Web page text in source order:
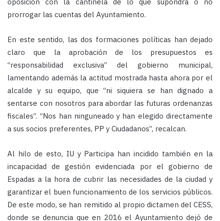
prorrogar las cuentas del Ayuntamiento.
En este sentido, las dos formaciones políticas han dejado
claro que la aprobación de los presupuestos es
“responsabilidad exclusiva” del gobierno municipal,
lamentando además la actitud mostrada hasta ahora por el
alcalde y su equipo, que “ni siquiera se han dignado a
sentarse con nosotros para abordar las futuras ordenanzas
fiscales”. “Nos han ninguneado y han elegido directamente
a sus socios preferentes, PP y Ciudadanos”, recalcan.
Al hilo de esto, IU y Participa han incidido también en la
incapacidad de gestión evidenciada por el gobierno de
Espadas a la hora de cubrir las necesidades de la ciudad y
garantizar el buen funcionamiento de los servicios públicos.
De este modo, se han remitido al propio dictamen del CESS,
donde se denuncia que en 2016 el Ayuntamiento dejó de